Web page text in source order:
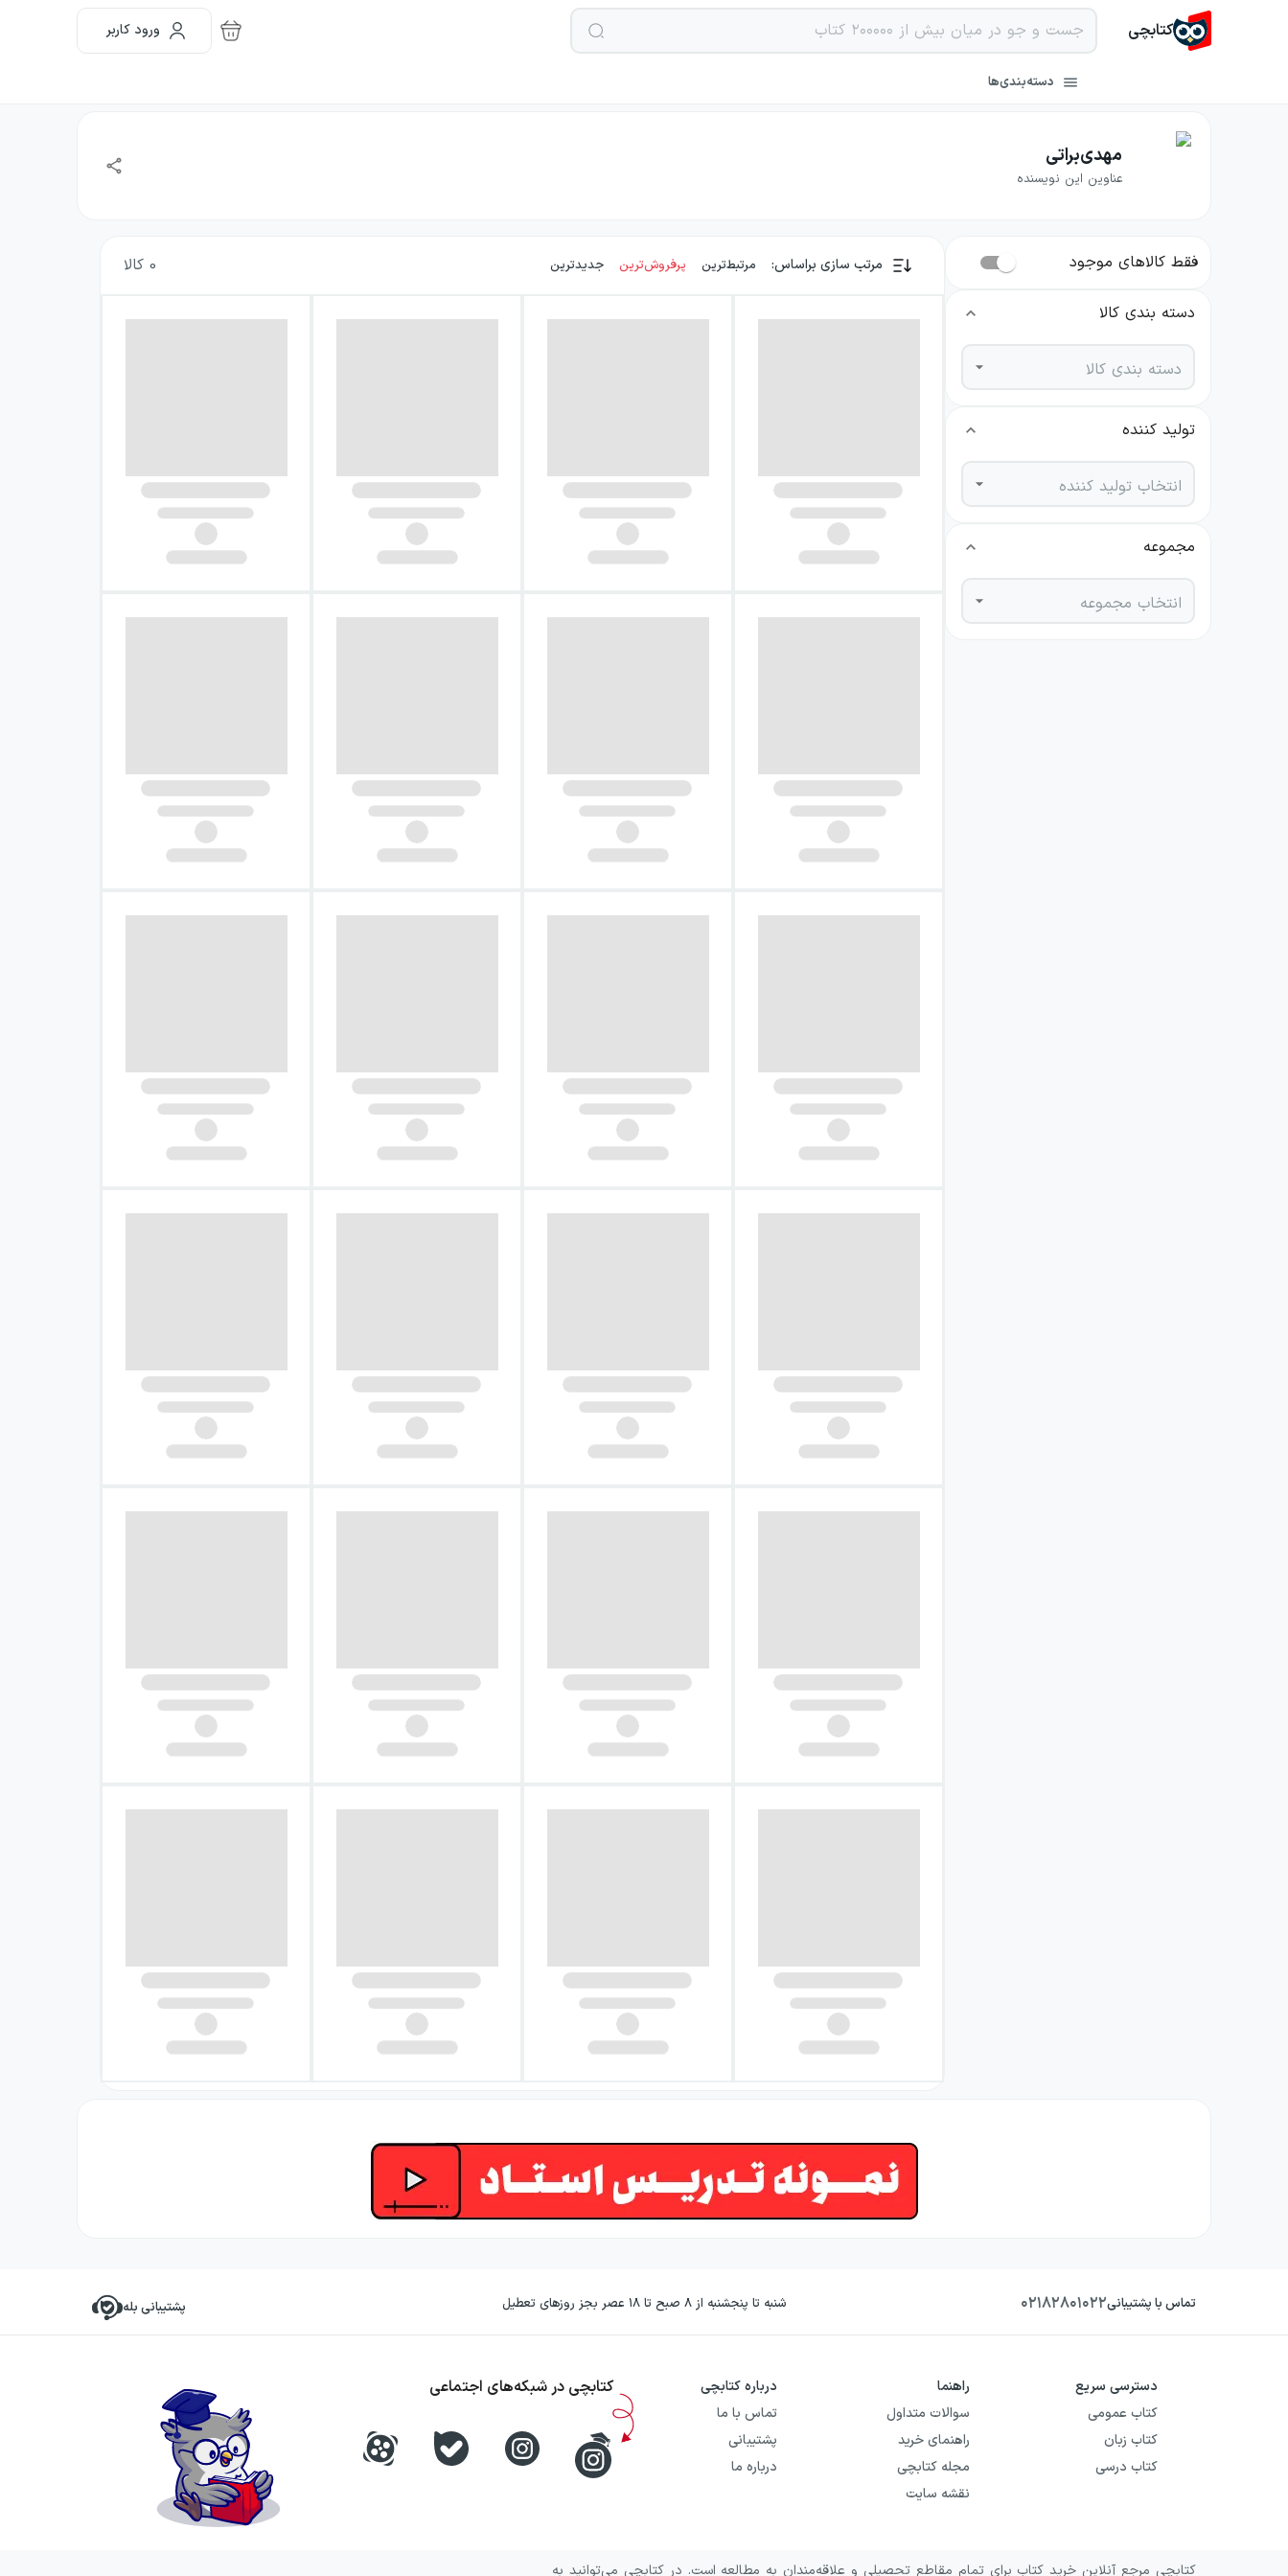
کتابچی ورود کاربر
دسته‌بندی‌ها
مهدی‌براتی
عناوین این نویسنده
فقط کالاهای موجود
دسته بندی کالا
دسته بندی کالا
تولید کننده
انتخاب تولید کننده
مجموعه
انتخاب مجموعه
مرتب سازی براساس: مرتبط‌ترین پرفروش‌ترین جدیدترین 0 کالا
استاد مهدی براتی مدرس درس فیزیک دهم، یازدهم و کنکور
تماس با پشتیبانی۰۲۱۸۲۸۰۱۰۲۲ شنبه تا پنجشنبه از ۸ صبح تا ۱۸ عصر بجز روزهای تعطیل پشتیبانی بله
دسترسی سریع
کتاب عمومی
کتاب زبان
کتاب درسی
راهنما
سوالات متداول
راهنمای خرید
مجله کتابچی
نقشه سایت
درباره کتابچی
تماس با ما
پشتیبانی
درباره ما
کتابچی در شبکه‌های اجتماعی
کتابچی مرجع آنلاین خرید کتاب برای تمام مقاطع تحصیلی و علاقه‌مندان به مطالعه است. در کتابچی می‌توانید به